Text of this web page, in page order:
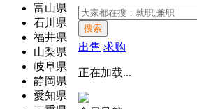
富山県
石川県
福井県
山梨県
岐阜県
静岡県
愛知県
搜索
出售 求购
正在加载...